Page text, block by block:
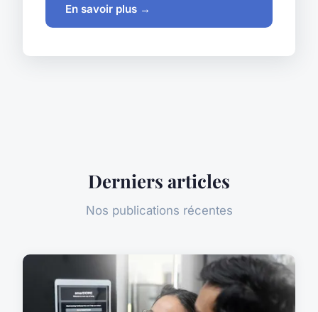
En savoir plus →
Derniers articles
Nos publications récentes